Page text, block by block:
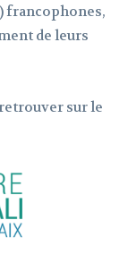
francophones,
de leurs
sur le